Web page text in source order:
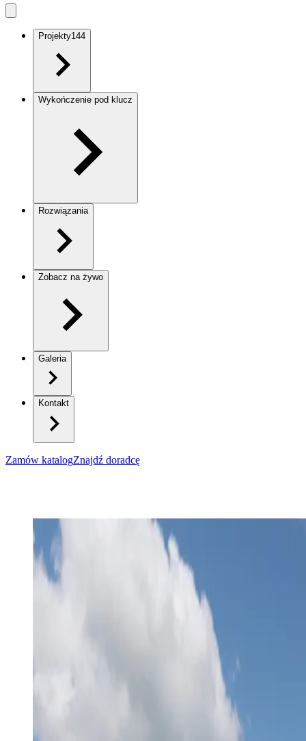
Projekty144
Wykończenie pod klucz
Rozwiązania
Zobacz na żywo
Galeria
Kontakt
Zamów katalogZnajdź doradcę